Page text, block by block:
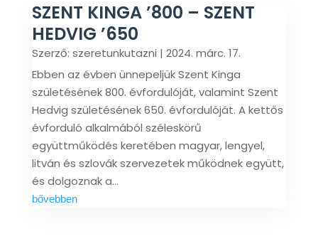
SZENT KINGA ’800 – SZENT
HEDVIG ’650
Szerző: szeretunkutazni | 2024. márc. 17.
Ebben az évben ünnepeljük Szent Kinga
születésének 800. évfordulóját, valamint Szent
Hedvig születésének 650. évfordulóját. A kettős
évforduló alkalmából széleskörű
együttműködés keretében magyar, lengyel,
litván és szlovák szervezetek működnek együtt,
és dolgoznak a...
bővebben